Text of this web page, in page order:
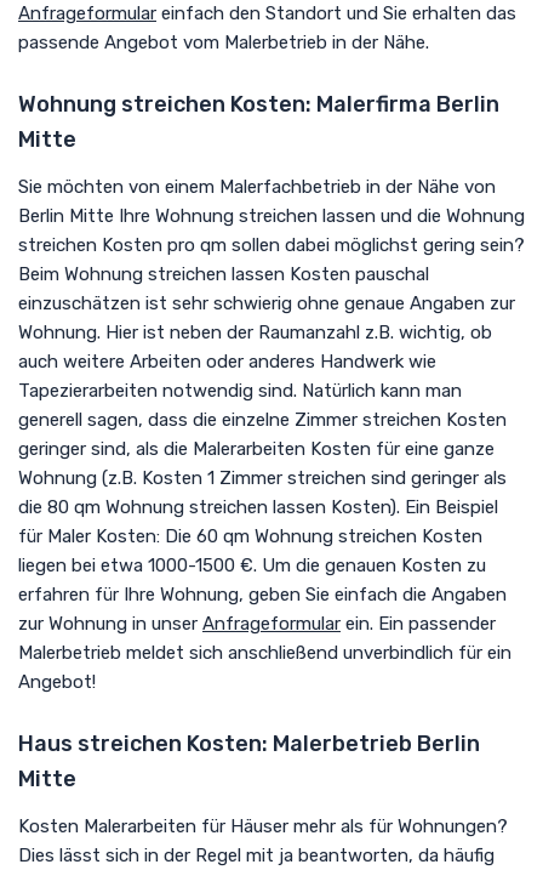
Anfrageformular einfach den Standort und Sie erhalten das
passende Angebot vom Malerbetrieb in der Nähe.
Wohnung streichen Kosten: Malerfirma Berlin
Mitte
Sie möchten von einem Malerfachbetrieb in der Nähe von
Berlin Mitte Ihre Wohnung streichen lassen und die Wohnung
streichen Kosten pro qm sollen dabei möglichst gering sein?
Beim Wohnung streichen lassen Kosten pauschal
einzuschätzen ist sehr schwierig ohne genaue Angaben zur
Wohnung. Hier ist neben der Raumanzahl z.B. wichtig, ob
auch weitere Arbeiten oder anderes Handwerk wie
Tapezierarbeiten notwendig sind. Natürlich kann man
generell sagen, dass die einzelne Zimmer streichen Kosten
geringer sind, als die Malerarbeiten Kosten für eine ganze
Wohnung (z.B. Kosten 1 Zimmer streichen sind geringer als
die 80 qm Wohnung streichen lassen Kosten). Ein Beispiel
für Maler Kosten: Die 60 qm Wohnung streichen Kosten
liegen bei etwa 1000-1500 €. Um die genauen Kosten zu
erfahren für Ihre Wohnung, geben Sie einfach die Angaben
zur Wohnung in unser Anfrageformular ein. Ein passender
Malerbetrieb meldet sich anschließend unverbindlich für ein
Angebot!
Haus streichen Kosten: Malerbetrieb Berlin
Mitte
Kosten Malerarbeiten für Häuser mehr als für Wohnungen?
Dies lässt sich in der Regel mit ja beantworten, da häufig